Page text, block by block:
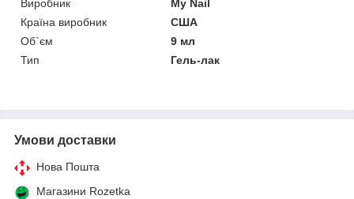
Виробник
My Nail
Країна виробник
США
Об`єм
9 мл
Тип
Гель-лак
Умови доставки
Нова Пошта
Магазини Rozetka